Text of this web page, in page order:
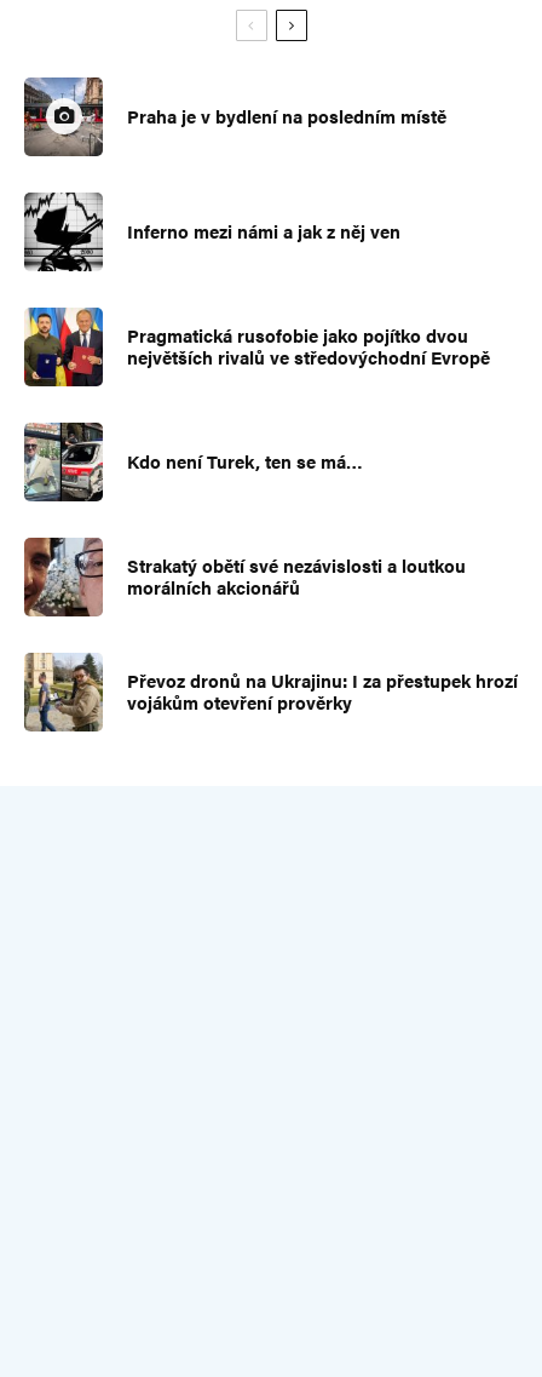
Praha je v bydlení na posledním místě
Inferno mezi námi a jak z něj ven
Pragmatická rusofobie jako pojítko dvou
největších rivalů ve středovýchodní Evropě
Kdo není Turek, ten se má…
Strakatý obětí své nezávislosti a loutkou
morálních akcionářů
Převoz dronů na Ukrajinu: I za přestupek hrozí
vojákům otevření prověrky